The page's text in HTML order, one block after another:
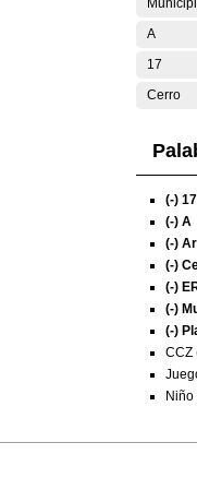
A
17
Cerro
(-) 17
(-) A
(-)
(-)
(-)
(-)
(-)
CCZ
Niño